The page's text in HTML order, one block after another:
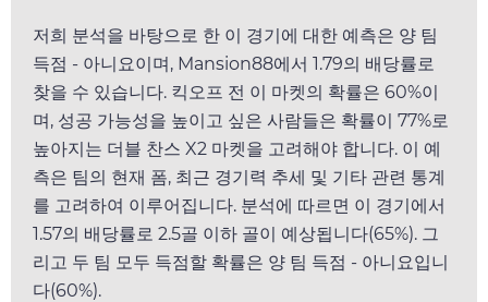
저희 분석을 바탕으로 한 이 경기에 대한 예측은 양 팀
득점 - 아니요이며, Mansion88에서 1.79의 배당률로
찾을 수 있습니다. 킥오프 전 이 마켓의 확률은 60%이
며, 성공 가능성을 높이고 싶은 사람들은 확률이 77%로
높아지는 더블 찬스 X2 마켓을 고려해야 합니다. 이 예
측은 팀의 현재 폼, 최근 경기력 추세 및 기타 관련 통계
를 고려하여 이루어집니다. 분석에 따르면 이 경기에서
1.57의 배당률로 2.5골 이하 골이 예상됩니다(65%). 그
리고 두 팀 모두 득점할 확률은 양 팀 득점 - 아니요입니
다(60%).